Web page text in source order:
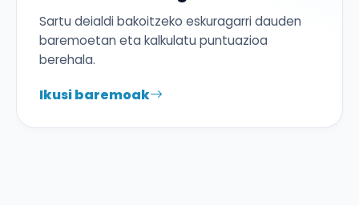
Sartu deialdi bakoitzeko eskuragarri dauden
baremoetan eta kalkulatu puntuazioa
berehala.
Ikusi baremoak